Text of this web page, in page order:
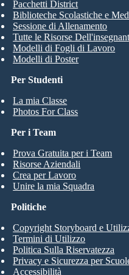
Per Studenti
La mia Classe
Photos For Class
Pacchetti District
Biblioteche Scolastiche e
Sessione di Allenamento
Tutte le Risorse
Modelli di Fogli di Lavoro
Modelli di Poster
Per i Team
Prova Gratuita per i Team
Risorse Aziendali
Crea per Lavoro
Unire la mia Squadra
Politiche
Copyright Storyboard e
Termini di Utilizzo
Politica Sulla Riservatezza
Privacy e Sicurezza per
Accessibilità